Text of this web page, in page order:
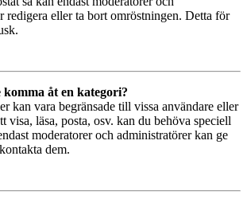
redigera eller ta bort omröstningen. Detta för
åt en kategori?
kan vara begränsade till vissa användare eller
visa, läsa, posta, osv. kan du behöva speciell
moderatorer och administratörer kan ge
dem.